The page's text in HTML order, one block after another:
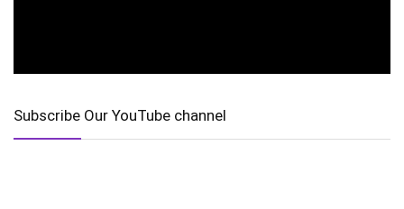
Subscribe Our YouTube channel